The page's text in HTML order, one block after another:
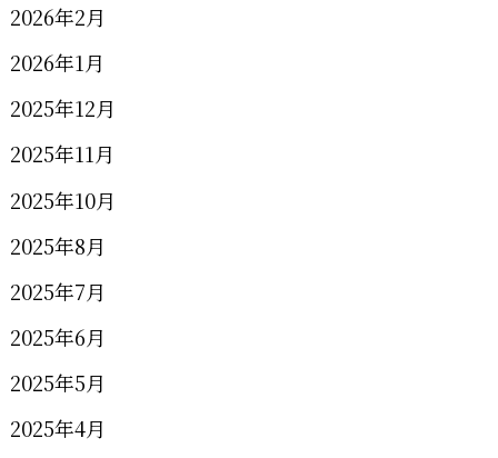
2026年2月
2026年1月
2025年12月
2025年11月
2025年10月
2025年8月
2025年7月
2025年6月
2025年5月
2025年4月